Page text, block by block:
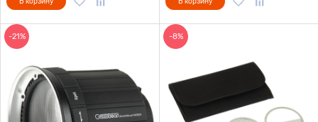
-21% -8%